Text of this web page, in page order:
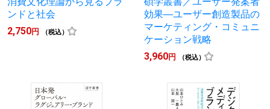
ンドと社会
2,750円 （税込）
効果―ユーザー創造製品の
マーケティング・コミュニ
ケーション戦略
3,960円 （税込）